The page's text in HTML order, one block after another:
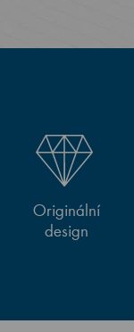
Originální
design